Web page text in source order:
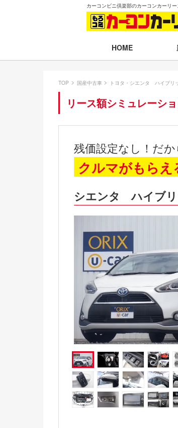
カーコンビニ倶楽部のカーコンカーリ
HOME
月
新
即
残
福
ミ
TOP 国産中古車 トヨタ・シエンタ ハイブリ
リース額シミュレーシ
残価設定なし！だ
クルマがもらえ
シエンタ ハイブリ